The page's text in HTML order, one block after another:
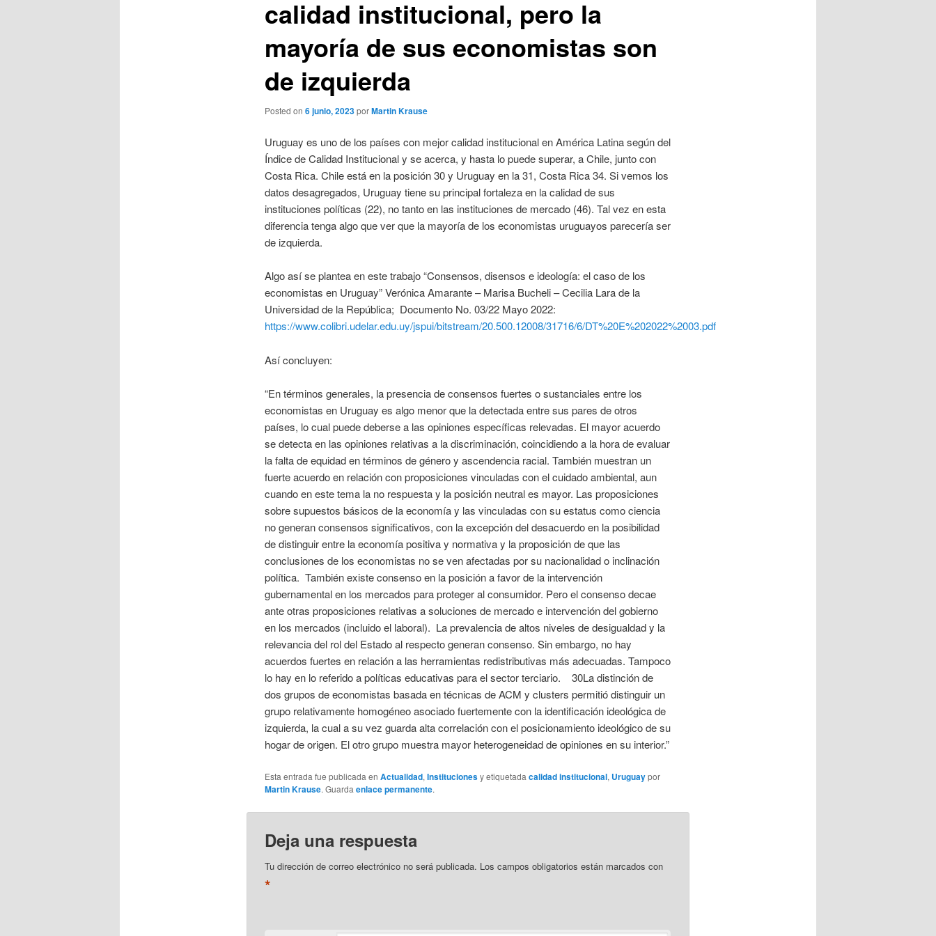
calidad institucional, pero la
mayoría de sus economistas son
de izquierda
Posted on 6 junio, 2023porMartin Krause
Uruguay es uno de los países con mejor calidad institucional en América Latina según del
Índice de Calidad Institucional y se acerca, y hasta lo puede superar, a Chile, junto con
Costa Rica. Chile está en la posición 30 y Uruguay en la 31, Costa Rica 34. Si vemos los
datos desagregados, Uruguay tiene su principal fortaleza en la calidad de sus
instituciones políticas (22), no tanto en las instituciones de mercado (46). Tal vez en esta
diferencia tenga algo que ver que la mayoría de los economistas uruguayos parecería ser
de izquierda.
Algo así se plantea en este trabajo “Consensos, disensos e ideología: el caso de los
economistas en Uruguay” Verónica Amarante – Marisa Bucheli – Cecilia Lara de la
Universidad de la República; Documento No. 03/22 Mayo 2022:
https://www.colibri.udelar.edu.uy/jspui/bitstream/20.500.12008/31716/6/DT%20E%202022%2003.pdf
Así concluyen:
“En términos generales, la presencia de consensos fuertes o sustanciales entre los
economistas en Uruguay es algo menor que la detectada entre sus pares de otros
países, lo cual puede deberse a las opiniones específicas relevadas. El mayor acuerdo
se detecta en las opiniones relativas a la discriminación, coincidiendo a la hora de evaluar
la falta de equidad en términos de género y ascendencia racial. También muestran un
fuerte acuerdo en relación con proposiciones vinculadas con el cuidado ambiental, aun
cuando en este tema la no respuesta y la posición neutral es mayor. Las proposiciones
sobre supuestos básicos de la economía y las vinculadas con su estatus como ciencia
no generan consensos significativos, con la excepción del desacuerdo en la posibilidad
de distinguir entre la economía positiva y normativa y la proposición de que las
conclusiones de los economistas no se ven afectadas por su nacionalidad o inclinación
política. También existe consenso en la posición a favor de la intervención
gubernamental en los mercados para proteger al consumidor. Pero el consenso decae
ante otras proposiciones relativas a soluciones de mercado e intervención del gobierno
en los mercados (incluido el laboral). La prevalencia de altos niveles de desigualdad y la
relevancia del rol del Estado al respecto generan consenso. Sin embargo, no hay
acuerdos fuertes en relación a las herramientas redistributivas más adecuadas. Tampoco
lo hay en lo referido a políticas educativas para el sector terciario. 30La distinción de
dos grupos de economistas basada en técnicas de ACM y clusters permitió distinguir un
grupo relativamente homogéneo asociado fuertemente con la identificación ideológica de
izquierda, la cual a su vez guarda alta correlación con el posicionamiento ideológico de su
hogar de origen. El otro grupo muestra mayor heterogeneidad de opiniones en su interior.”
Esta entrada fue publicada en Actualidad, Institucionesy etiquetada calidad institucional, Uruguaypor
Martin Krause. Guarda enlace permanente.
Deja una respuesta
Tu dirección de correo electrónico no será publicada. Los campos obligatorios están marcados con
*